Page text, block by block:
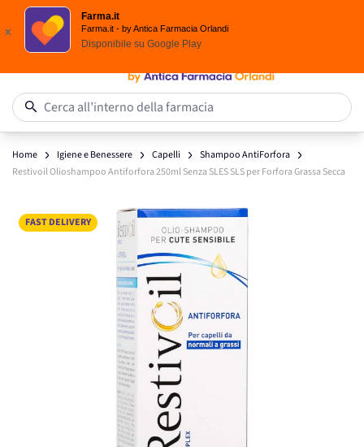
Spedizione
x
Farma.it
Farma.it - by Antica Farmacia Orlandi
Disponibile su Google Play
Salta al contenuto
Cerca all’interno della farmacia
Home Igiene e Benessere Capelli
Shampoo AntiForfora
Restivoil Olioshampoo Antiforfora 250ml Senza SLES SLS per Forfora Grassa Secca
FAST DELIVERY
Main image
Click to view image in fullscreen